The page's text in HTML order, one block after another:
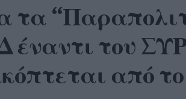
τα
έναντι του
από